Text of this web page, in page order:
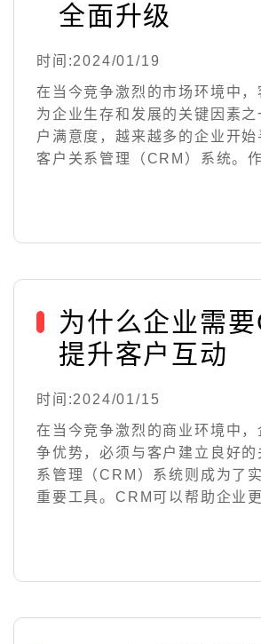
全面升级
时间:2024/01/19
在当今竞争激烈的市场环境中
为企业生存和发展的关键因素
户满意度，越来越多的企业开
客户关系管理（CRM）系统。
为什么企业需
提升客户互动
时间:2024/01/15
在当今竞争激烈的商业环境中，
争优势，必须与客户建立良好的
系管理（CRM）系统则成为了
重要工具。CRM可以帮助企业